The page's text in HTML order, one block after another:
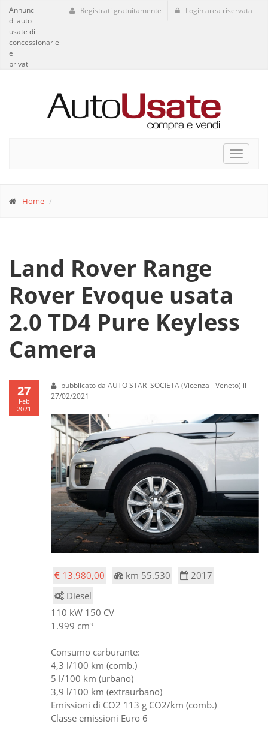
Annunci
di auto
usate di
concessionarie
e
privati
Registrati gratuitamente Login area riservata
Toggle
Home
Land Rover Range
Rover Evoque usata
2.0 TD4 Pure Keyless
Camera
27
Feb
2021
pubblicato da AUTO STAR SOCIETA (Vicenza - Veneto) il
27/02/2021
13.980,00 km 55.530
2017
Diesel
110 kW 150 CV
1.999 cm³
Consumo carburante:
4,3 l/100 km (comb.)
5 l/100 km (urbano)
3,9 l/100 km (extraurbano)
Emissioni di CO2 113 g CO2/km (comb.)
Classe emissioni Euro 6